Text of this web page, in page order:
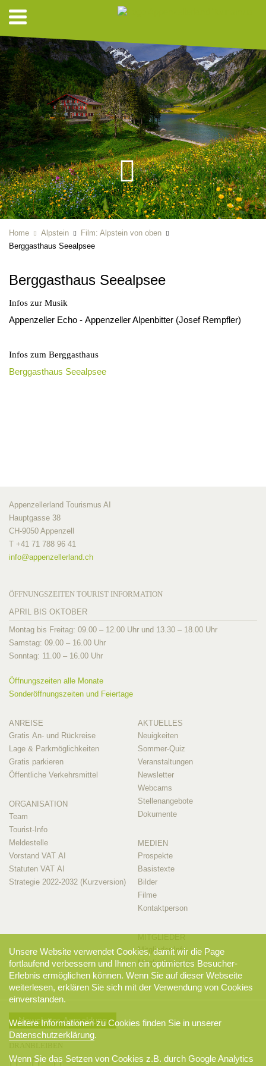
Home Alpstein
Film: Alpstein von oben
Berggasthaus Seealpsee
Berggasthaus Seealpsee
Infos zur Musik
Appenzeller Echo - Appenzeller Alpenbitter (Josef Rempfler)
Infos zum Berggasthaus
Berggasthaus Seealpsee
Appenzellerland Tourismus AI
Hauptgasse 38
CH-9050 Appenzell
T +41 71 788 96 41
info@appenzellerland.ch
ÖFFNUNGSZEITEN TOURIST INFORMATION
APRIL BIS OKTOBER
Montag bis Freitag: 09.00 – 12.00 Uhr und 13.30 – 18.00 Uhr
Samstag: 09.00 – 16.00 Uhr
Sonntag: 11.00 – 16.00 Uhr
Öffnungszeiten alle Monate
Sonderöffnungszeiten und Feiertage
ANREISE
Gratis An- und Rückreise
Lage & Parkmöglichkeiten
Gratis parkieren
Öffentliche Verkehrsmittel
ORGANISATION
Team
Tourist-Info
Meldestelle
Vorstand VAT AI
Statuten VAT AI
Strategie 2022-2032 (Kurzversion)
AKTUELLES
Neuigkeiten
Sommer-Quiz
Veranstaltungen
Newsletter
Webcams
Stellenangebote
Dokumente
MEDIEN
Prospekte
Basistexte
Bilder
Filme
Kontaktperson
Mitglieder-Info
Mitglieder-Login
Newsletter-Anmeldung
Unsere Website verwendet Cookies, damit wir die Page
fortlaufend verbessern und Ihnen ein optimiertes Besucher-
Erlebnis ermöglichen können. Wenn Sie auf dieser Webseite
weiterlesen, erklären Sie sich mit der Verwendung von Cookies
einverstanden.
Weitere Informationen zu Cookies finden Sie in unserer
Datenschutzerklärung.
Wenn Sie das Setzen von Cookies z.B. durch Google Analytics